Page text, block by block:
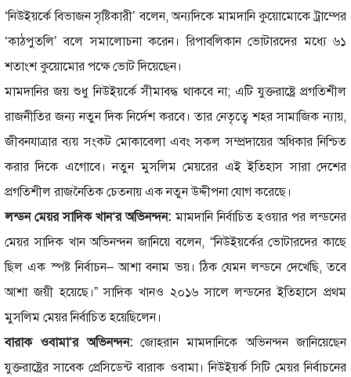
‘নিউইয়র্কে বিভাজন সৃষ্টিকারী’ বলেন, অন্যদিকে মামদানি কুয়োমোকে ট্রাম্পের
‘কাঠপুতলি’ বলে সমালোচনা করেন। রিপাবলিকান ভোটারদের মধ্যে ৬১
শতাংশ কুয়োমোর পক্ষে ভোট দিয়েছেন।
মামদানির জয় শুধু নিউইয়র্কে সীমাবদ্ধ থাকবে না; এটি যুক্তরাষ্ট্রে প্রগতিশীল
রাজনীতির জন্য নতুন দিক নির্দেশ করবে। তার নেতৃত্বে শহর সামাজিক ন্যায়,
জীবনযাত্রার ব্যয় সংকট মোকাবেলা এবং সকল সম্প্রদায়ের অধিকার নিশ্চিত
করার দিকে এগোবে। নতুন মুসলিম মেয়রের এই ইতিহাস সারা দেশের
প্রগতিশীল রাজনৈতিক চেতনায় এক নতুন উদ্দীপনা যোগ করেছে।
লন্ডন মেয়র সাদিক খান‘র অভিনন্দন: মামদানি নির্বাচিত হওয়ার পর লন্ডনের
মেয়র সাদিক খান অভিনন্দন জানিয়ে বলেন, “নিউইয়র্কের ভোটারদের কাছে
ছিল এক স্পষ্ট নির্বাচন– আশা বনাম ভয়। ঠিক যেমন লন্ডনে দেখেছি, তবে
আশা জয়ী হয়েছে।” সাদিক খানও ২০১৬ সালে লন্ডনের ইতিহাসে প্রথম
মুসলিম মেয়র নির্বাচিত হয়েছিলেন।
বারাক ওবামা‘র অভিনন্দন:জোহরান মামদানিকে অভিনন্দন জানিয়েছেন
যুক্তরাষ্ট্রের সাবেক প্রেসিডেন্ট বারাক ওবামা। নিউইয়র্ক সিটি মেয়র নির্বাচনের